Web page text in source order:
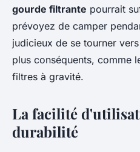
gourde filtrante pourrait
prévoyez de camper
judicieux de se tourner
plus conséquents, comme
filtres à gravité.
La facilité
durabilité